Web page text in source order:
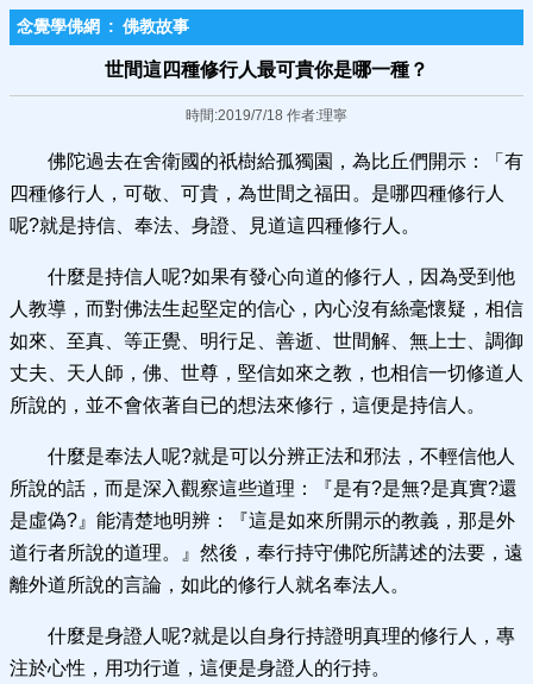
念覺學佛網 : 佛教故事
世間這四種修行人最可貴你是哪一種？
時間:2019/7/18 作者:理寧
佛陀過去在舍衛國的祇樹給孤獨園，為比丘們開示：「有
四種修行人，可敬、可貴，為世間之福田。是哪四種修行人
呢?就是持信、奉法、身證、見道這四種修行人。
什麼是持信人呢?如果有發心向道的修行人，因為受到他
人教導，而對佛法生起堅定的信心，內心沒有絲毫懷疑，相信
如來、至真、等正覺、明行足、善逝、世間解、無上士、調御
丈夫、天人師，佛、世尊，堅信如來之教，也相信一切修道人
所說的，並不會依著自已的想法來修行，這便是持信人。
什麼是奉法人呢?就是可以分辨正法和邪法，不輕信他人
所說的話，而是深入觀察這些道理：『是有?是無?是真實?還
是虛偽?』能清楚地明辨：『這是如來所開示的教義，那是外
道行者所說的道理。』然後，奉行持守佛陀所講述的法要，遠
離外道所說的言論，如此的修行人就名奉法人。
什麼是身證人呢?就是以自身行持證明真理的修行人，專
注於心性，用功行道，這便是身證人的行持。